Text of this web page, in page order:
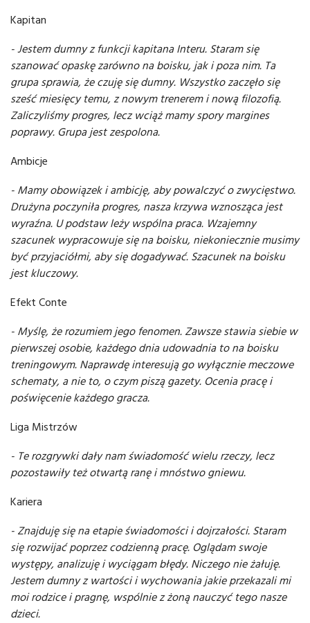
Kapitan
- Jestem dumny z funkcji kapitana Interu. Staram się
szanować opaskę zarówno na boisku, jak i poza nim. Ta
grupa sprawia, że czuję się dumny. Wszystko zaczęło się
sześć miesięcy temu, z nowym trenerem i nową filozofią.
Zaliczyliśmy progres, lecz wciąż mamy spory margines
poprawy. Grupa jest zespolona.
Ambicje
- Mamy obowiązek i ambicję, aby powalczyć o zwycięstwo.
Drużyna poczyniła progres, nasza krzywa wznosząca jest
wyraźna. U podstaw leży wspólna praca. Wzajemny
szacunek wypracowuje się na boisku, niekoniecznie musimy
być przyjaciółmi, aby się dogadywać. Szacunek na boisku
jest kluczowy.
Efekt Conte
- Myślę, że rozumiem jego fenomen. Zawsze stawia siebie w
pierwszej osobie, każdego dnia udowadnia to na boisku
treningowym. Naprawdę interesują go wyłącznie meczowe
schematy, a nie to, o czym piszą gazety. Ocenia pracę i
poświęcenie każdego gracza.
Liga Mistrzów
- Te rozgrywki dały nam świadomość wielu rzeczy, lecz
pozostawiły też otwartą ranę i mnóstwo gniewu.
Kariera
- Znajduję się na etapie świadomości i dojrzałości. Staram
się rozwijać poprzez codzienną pracę. Oglądam swoje
występy, analizuję i wyciągam błędy. Niczego nie żałuję.
Jestem dumny z wartości i wychowania jakie przekazali mi
moi rodzice i pragnę, wspólnie z żoną nauczyć tego nasze
dzieci.